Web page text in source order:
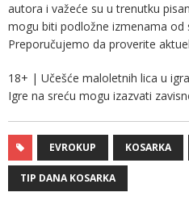
autora i važeće su u trenutku
mogu biti podložne izmenama od
Preporučujemo da proverite
18+ | Učešće maloletnih lica u
Igre na sreću mogu izazvati
EVROKUP KOSARKA
TIP DANA KOSARKA